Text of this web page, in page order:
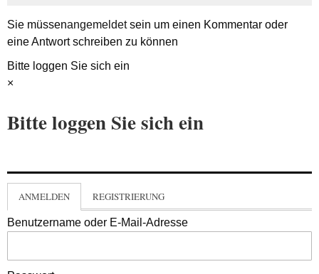
Sie müssenangemeldetsein um einen Kommentar oder
eine Antwort schreiben zu können
Bitte loggen Sie sich ein
×
Bitte loggen Sie sich ein
ANMELDEN REGISTRIERUNG
Benutzername oder E-Mail-Adresse